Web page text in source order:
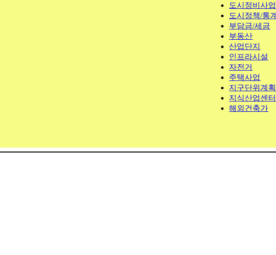
도시정비사업
도시정책/통계
부담금/세금
부동산
산업단지
인프라시설
자전거
주택사업
지구단위계획
지식산업센터
해외건축가